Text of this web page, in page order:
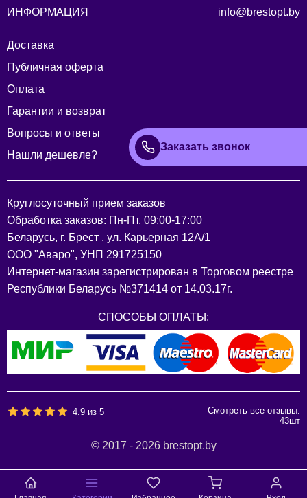
ИНФОРМАЦИЯ
Доставка
Публичная оферта
Оплата
Гарантии и возврат
Вопросы и ответы
Нашли дешевле?
info@brestopt.by
Заказать звонок
Круглосуточный прием заказов
Обработка заказов: Пн-Пт, 09:00-17:00
Беларусь, г. Брест . ул. Карьерная 12А/1
ООО "Аваро", УНП 291725150
Интернет-магазин зарегистрирован в Торговом реестре
Республики Беларусь №371414 от 14.03.17г.
СПОСОБЫ ОПЛАТЫ:
4.9 из5
Смотреть все отзывы:
43шт
© 2017 - 2026 brestopt.by